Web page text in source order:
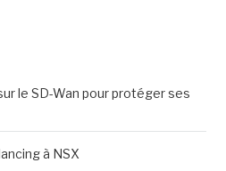
le SD-Wan pour protéger ses
à NSX